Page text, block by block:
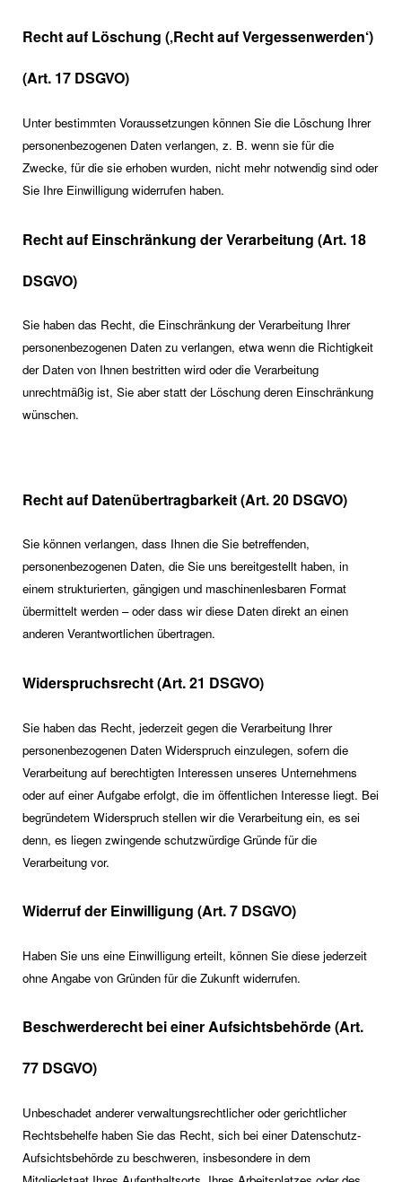
Recht auf Löschung (‚Recht auf Vergessenwerden‘)
(Art. 17 DSGVO)
Unter bestimmten Voraussetzungen können Sie die Löschung Ihrer
personenbezogenen Daten verlangen, z. B. wenn sie für die
Zwecke, für die sie erhoben wurden, nicht mehr notwendig sind oder
Sie Ihre Einwilligung widerrufen haben.
Recht auf Einschränkung der Verarbeitung (Art. 18
DSGVO)
Sie haben das Recht, die Einschränkung der Verarbeitung Ihrer
personenbezogenen Daten zu verlangen, etwa wenn die Richtigkeit
der Daten von Ihnen bestritten wird oder die Verarbeitung
unrechtmäßig ist, Sie aber statt der Löschung deren Einschränkung
wünschen.
Recht auf Datenübertragbarkeit (Art. 20 DSGVO)
Sie können verlangen, dass Ihnen die Sie betreffenden,
personenbezogenen Daten, die Sie uns bereitgestellt haben, in
einem strukturierten, gängigen und maschinenlesbaren Format
übermittelt werden – oder dass wir diese Daten direkt an einen
anderen Verantwortlichen übertragen.
Widerspruchsrecht (Art. 21 DSGVO)
Sie haben das Recht, jederzeit gegen die Verarbeitung Ihrer
personenbezogenen Daten Widerspruch einzulegen, sofern die
Verarbeitung auf berechtigten Interessen unseres Unternehmens
oder auf einer Aufgabe erfolgt, die im öffentlichen Interesse liegt. Bei
begründetem Widerspruch stellen wir die Verarbeitung ein, es sei
denn, es liegen zwingende schutzwürdige Gründe für die
Verarbeitung vor.
Widerruf der Einwilligung (Art. 7 DSGVO)
Haben Sie uns eine Einwilligung erteilt, können Sie diese jederzeit
ohne Angabe von Gründen für die Zukunft widerrufen.
Beschwerderecht bei einer Aufsichtsbehörde (Art.
77 DSGVO)
Unbeschadet anderer verwaltungsrechtlicher oder gerichtlicher
Rechtsbehelfe haben Sie das Recht, sich bei einer Datenschutz-
Aufsichtsbehörde zu beschweren, insbesondere in dem